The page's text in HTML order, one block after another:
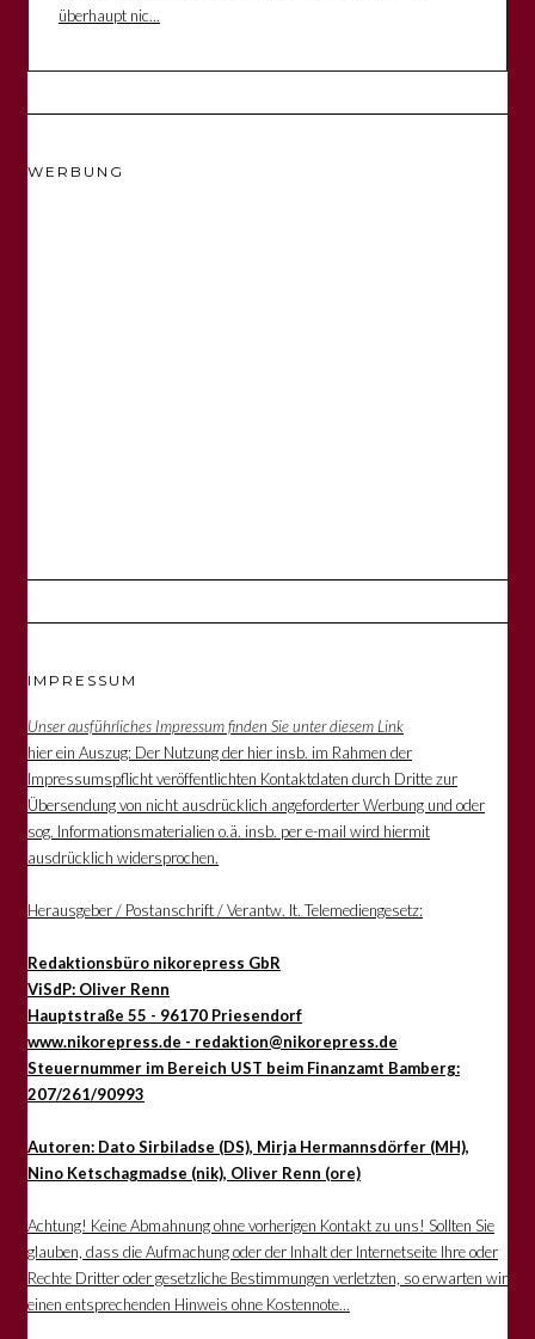
überhaupt nic...
WERBUNG
IMPRESSUM
Unser ausführliches Impressum finden Sie unter diesem Link
hier ein Auszug: Der Nutzung der hier insb. im Rahmen der
Impressumspflicht veröffentlichten Kontaktdaten durch Dritte zur
Übersendung von nicht ausdrücklich angeforderter Werbung und oder
sog. Informationsmaterialien o.ä. insb. per e-mail wird hiermit
ausdrücklich widersprochen.
Herausgeber / Postanschrift / Verantw. lt. Telemediengesetz:
Redaktionsbüro nikorepress GbR
ViSdP: Oliver Renn
Hauptstraße 55 - 96170 Priesendorf
www.nikorepress.de - redaktion@nikorepress.de
Steuernummer im Bereich UST beim Finanzamt Bamberg:
207/261/90993
Autoren: Dato Sirbiladse (DS), Mirja Hermannsdörfer (MH),
Nino Ketschagmadse (nik), Oliver Renn (ore)
Achtung! Keine Abmahnung ohne vorherigen Kontakt zu uns! Sollten Sie
glauben, dass die Aufmachung oder der Inhalt der Internetseite Ihre oder
Rechte Dritter oder gesetzliche Bestimmungen verletzten, so erwarten wir
einen entsprechenden Hinweis ohne Kostennote...